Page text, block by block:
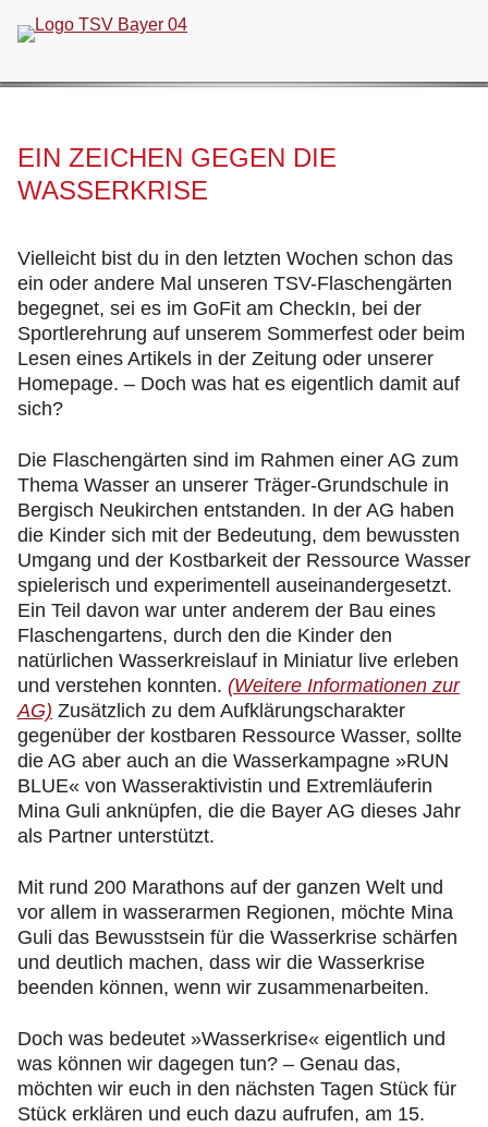
überspringen
EIN ZEICHEN GEGEN DIE
WASSERKRISE
Vielleicht bist du in den letzten Wochen schon das
ein oder andere Mal unseren TSV-Flaschengärten
begegnet, sei es im GoFit am CheckIn, bei der
Sportlerehrung auf unserem Sommerfest oder beim
Lesen eines Artikels in der Zeitung oder unserer
Homepage. – Doch was hat es eigentlich damit auf
sich?
Die Flaschengärten sind im Rahmen einer AG zum
Thema Wasser an unserer Träger-Grundschule in
Bergisch Neukirchen entstanden. In der AG haben
die Kinder sich mit der Bedeutung, dem bewussten
Umgang und der Kostbarkeit der Ressource Wasser
spielerisch und experimentell auseinandergesetzt.
Ein Teil davon war unter anderem der Bau eines
Flaschengartens, durch den die Kinder den
natürlichen Wasserkreislauf in Miniatur live erleben
und verstehen konnten. (Weitere Informationen zur
AG) Zusätzlich zu dem Aufklärungscharakter
gegenüber der kostbaren Ressource Wasser, sollte
die AG aber auch an die Wasserkampagne »RUN
BLUE« von Wasseraktivistin und Extremläuferin
Mina Guli anknüpfen, die die Bayer AG dieses Jahr
als Partner unterstützt.
Mit rund 200 Marathons auf der ganzen Welt und
vor allem in wasserarmen Regionen, möchte Mina
Guli das Bewusstsein für die Wasserkrise schärfen
und deutlich machen, dass wir die Wasserkrise
beenden können, wenn wir zusammenarbeiten.
Doch was bedeutet »Wasserkrise« eigentlich und
was können wir dagegen tun? – Genau das,
möchten wir euch in den nächsten Tagen Stück für
Stück erklären und euch dazu aufrufen, am 15.